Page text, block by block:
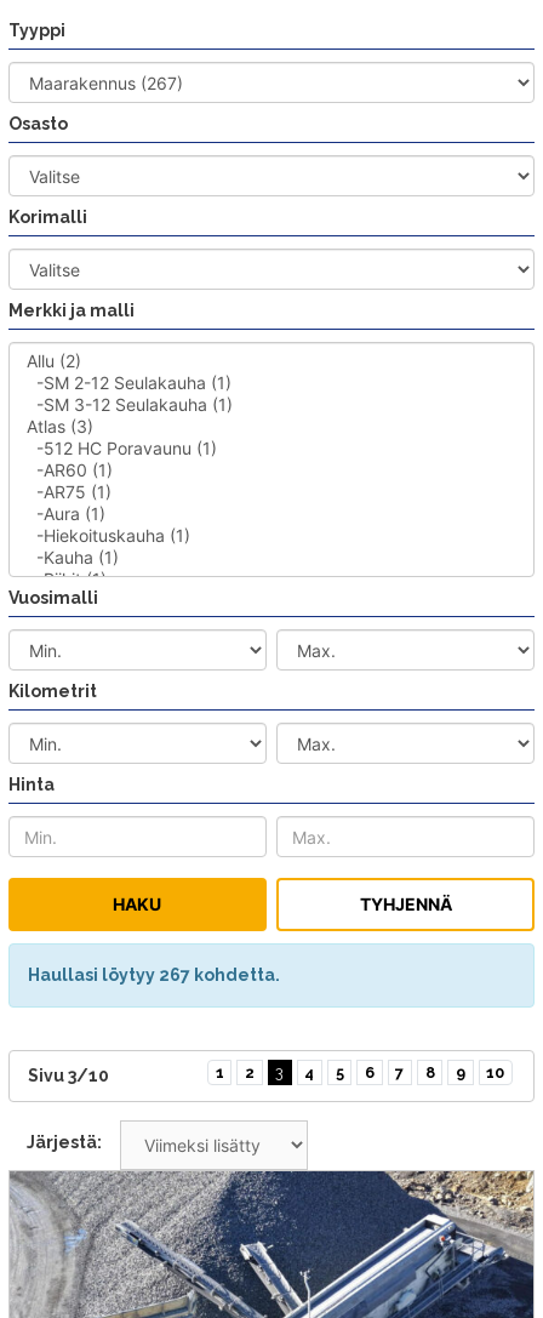
sisältöön
Tyyppi
Osasto
Korimalli
Merkki ja malli
Vuosimalli
Kilometrit
Hinta
Haullasi löytyy 267 kohdetta.
Sivu 3/10 1 2 3 4 5 6 7 8 9 10
Järjestä: